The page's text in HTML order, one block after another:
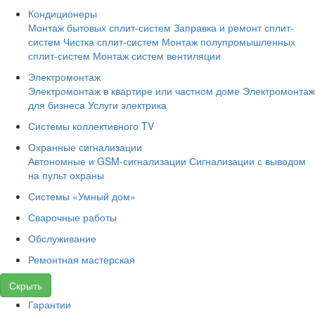
Кондиционеры
Монтаж бытовых сплит-систем Заправка и ремонт сплит-
систем Чистка сплит-систем Монтаж полупромышленных
сплит-систем Монтаж систем вентиляции
Электромонтаж
Электромонтаж в квартире или частном доме Электромонтаж
для бизнеса Услуги электрика
Системы коллективного TV
Охранные сигнализации
Автономные и GSM-сигнализации Сигнализации с выводом
на пульт охраны
Системы «Умный дом»
Сварочные работы
Обслуживание
Ремонтная мастерская
Скрыть
Гарантии